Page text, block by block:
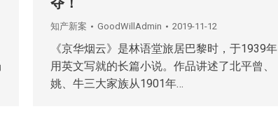
知产新案 GoodWillAdmin 2019-11-12
《京华烟云》是林语堂旅居巴黎时，于1939年
用英文写就的长篇小说。作品讲述了北平曾、
姚、牛三大家族从1901年…